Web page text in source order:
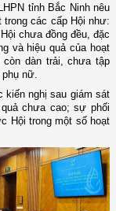
tỉnh Bắc Ninh nêu
trong các cấp Hội như:
chưa đồng đều, đặc
và hiệu quả của hoạt
dàn trải, chưa tập
nữ.
kiến nghị sau giám sát
chưa cao; sự phối
Hội trong một số hoạt